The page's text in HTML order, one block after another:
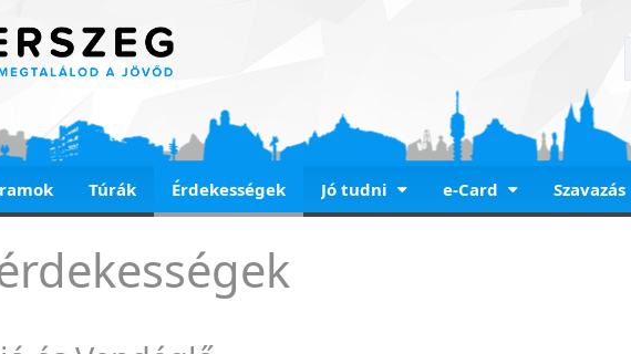
Túrák Érdekességek Jó tudni e-Card Szavazás
és Vendéglő